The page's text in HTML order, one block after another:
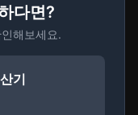
다면?
해보세요.
기